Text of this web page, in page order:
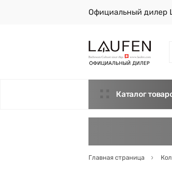
Официальный дилер
Каталог
Главная страница